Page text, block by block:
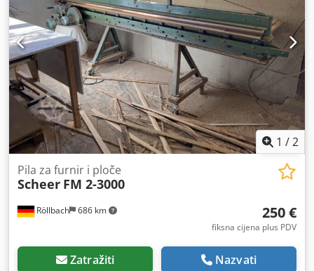
reverzibilna noža - prednji oslonac pomičan (vodilica s
kugličnim ležajevima) - s prednjim osloncem i kanalom za
prašinu - bočni graničnik, pomičan sprijeda pomoću
pokazivača položaja - zatezanje furnira pomoću pritisnog
nosača s dva vanjska pneumatska cilindra - stražnji
oslonac s ugrađenim mjernim trakama i graničnom šinom -
dimenzije 4780 x 1560 x 1290 mm - težina 520 kg
Dostupnost: u kratkom roku Lokacija skladišta: 63934
Röllbach
1 /2
Röllbach 686 km
Pila za furnir i ploče
Scheer FM 2-3000
250 €
fiksna cijena plus PDV
Zatražiti Nazvati